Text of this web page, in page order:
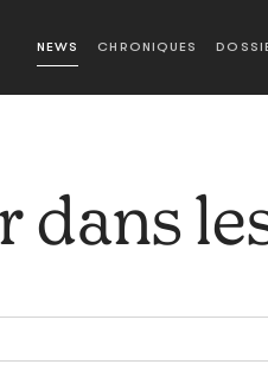
NEWS CHRONIQUES
dans